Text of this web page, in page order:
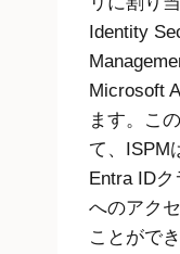
Identity
Microsoft
ます。こ
て、ISPM
Entra IDク
へのアク
ことがで